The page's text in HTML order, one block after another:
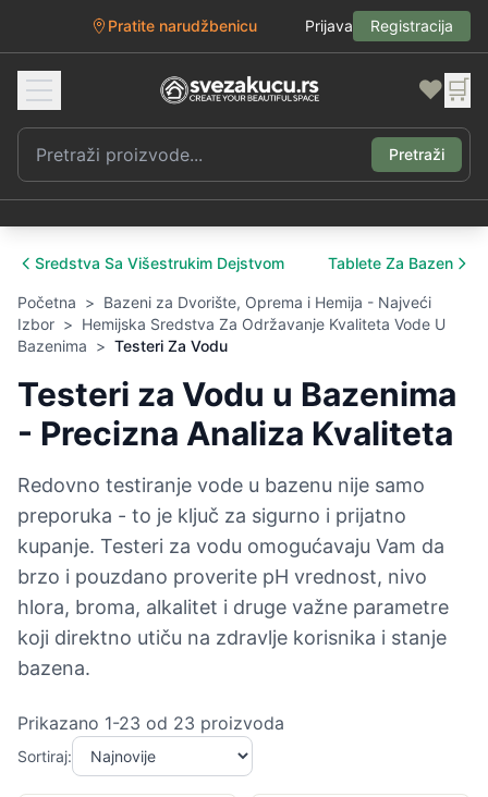
Pratite narudžbenicu Prijava Registracija
❤️ 🛒
Pretraži
Sredstva Sa Višestrukim Dejstvom Tablete Za Bazen
Početna > Bazeni za Dvorište, Oprema i Hemija - Najveći
Izbor > Hemijska Sredstva Za Održavanje Kvaliteta Vode U
Bazenima > Testeri Za Vodu
Testeri za Vodu u Bazenima
- Precizna Analiza Kvaliteta
Redovno testiranje vode u bazenu nije samo
preporuka - to je ključ za sigurno i prijatno
kupanje. Testeri za vodu omogućavaju Vam da
brzo i pouzdano proverite pH vrednost, nivo
hlora, broma, alkalitet i druge važne parametre
koji direktno utiču na zdravlje korisnika i stanje
bazena.
Prikazano 1-23 od 23 proizvoda
Sortiraj: